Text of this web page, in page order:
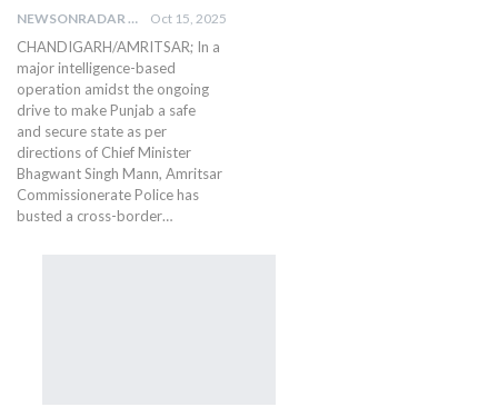
NEWSONRADAR BUREAU Oct 15, 2025
CHANDIGARH/AMRITSAR; In a
major intelligence-based
operation amidst the ongoing
drive to make Punjab a safe
and secure state as per
directions of Chief Minister
Bhagwant Singh Mann, Amritsar
Commissionerate Police has
busted a cross-border…